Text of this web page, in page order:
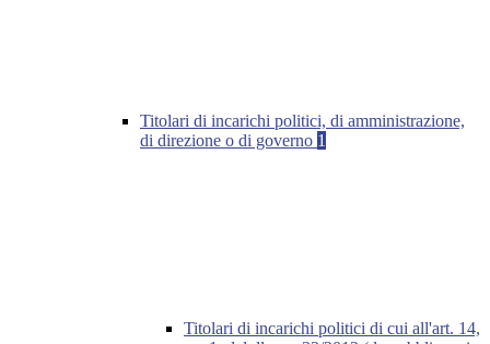
Titolari di incarichi politici, di amministrazione,
di direzione o di governo 1
Titolari di incarichi politici di cui all'art. 14,